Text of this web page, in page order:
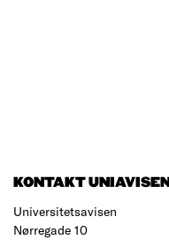
KONTAKT UNIAVISEN
Universitetsavisen
Nørregade 10